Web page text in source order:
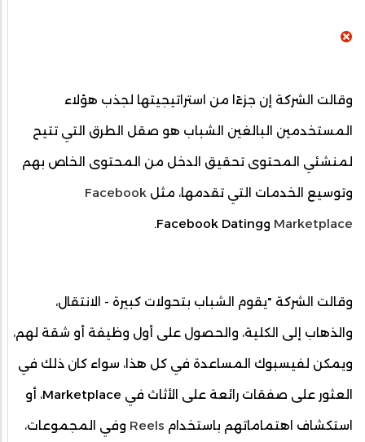
وقالت الشركة إن جزءًا من استراتيجيتها لجذب هؤلاء
المستخدمين البالغين الشباب هو صقل الطرق التي تتيح
لمنشئي المحتوى تحقيق الدخل من المحتوى الخاص بهم
وتوسيع الخدمات التي تقدمها، مثل Facebook
Marketplace وFacebook Dating.
وقالت الشركة "يقوم الشباب بتحولات كبيرة - الانتقال،
والذهاب إلى الكلية، والحصول على أول وظيفة أو شقة لهم،
ويمكن لفيسبوك المساعدة في كل هذا، سواء كان ذلك في
العثور على صفقات رائعة على الأثاث في Marketplace، أو
استكشاف اهتماماتهم باستخدام Reels وفي المجموعات،